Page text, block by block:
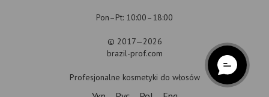
Pon–Pt: 10:00–18:00
© 2017—2026
brazil-prof.com
Profesjonalne kosmetyki do włosów